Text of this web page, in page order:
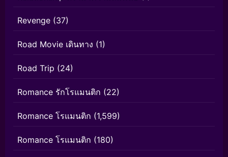
Revenge (37)
Road Movie เดินทาง (1)
Road Trip (24)
Romance รักโรแมนติก (22)
Romance โรแมนติก (1,599)
Romance โรแมนติก (180)